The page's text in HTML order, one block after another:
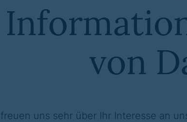
von
uns sehr über Ihr Interesse an